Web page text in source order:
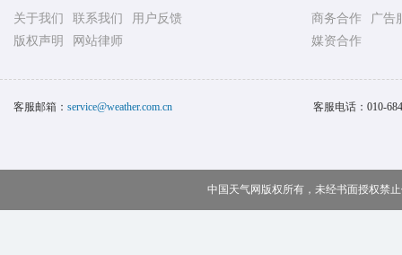
关于我们 联系我们
用户反馈
版权声明
网站律师
商务合作
广告
媒资合作
客服邮箱： service@weather.com.cn 客服电话： 010-
中国天气网版权所有，未经书面授权